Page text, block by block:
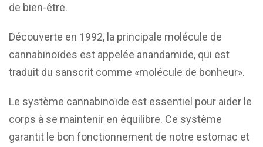
de bien-être.
Découverte en 1992, la principale molécule de
cannabinoïdes est appelée anandamide, qui est
traduit du sanscrit comme «molécule de bonheur».
Le système cannabinoïde est essentiel pour aider le
corps à se maintenir en équilibre. Ce système
garantit le bon fonctionnement de notre estomac et